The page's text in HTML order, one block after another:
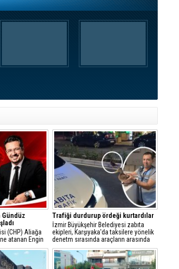
Gündüz
(CHP) Aliağa
atanan Engin
hesabından
döneme ilişkin
Trafiği durdurup ördeği kurtardılar
İzmir Büyükşehir Belediyesi zabıta
ekipleri, Karşıyaka'da taksilere yönelik
denetm sırasında araçların arasında
kalan yeşilbaşlı dişi ördeği fark ederek
trafiği durdurdu.